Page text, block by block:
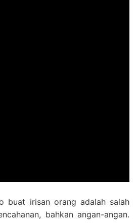
buat irisan orang adalah salah
bahkan angan-angan.